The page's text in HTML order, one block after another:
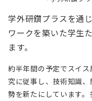
学外研鑽プラスを通
ワークを築いた学生
ます。
約半年間の予定でスイ
究に従事し、技術知識
勢を新たにしています